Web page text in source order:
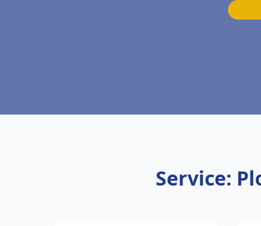
Service: